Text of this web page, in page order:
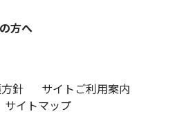
方へ
針
サイトご利用案内
サイトマップ